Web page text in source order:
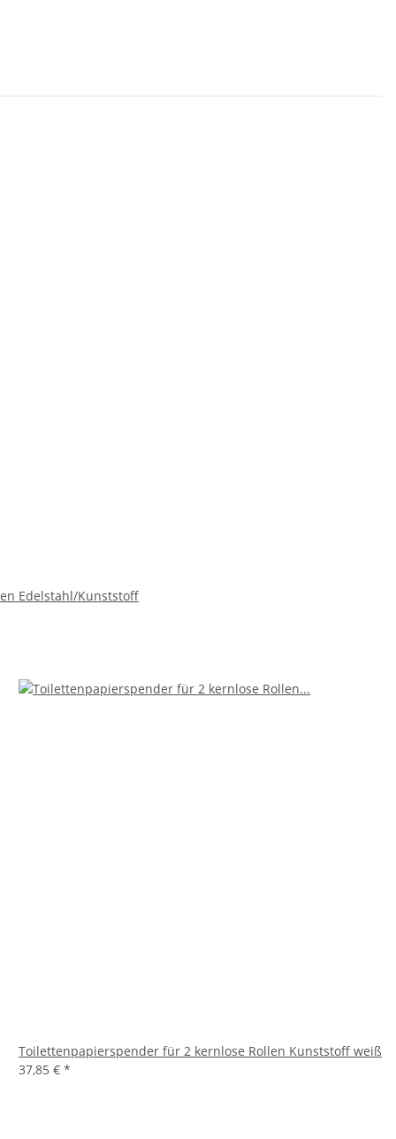
Edelstahl/Kunststoff
Toilettenpapierspender für 2 kernlose Rollen Kunststoff weiß
37,85 € *